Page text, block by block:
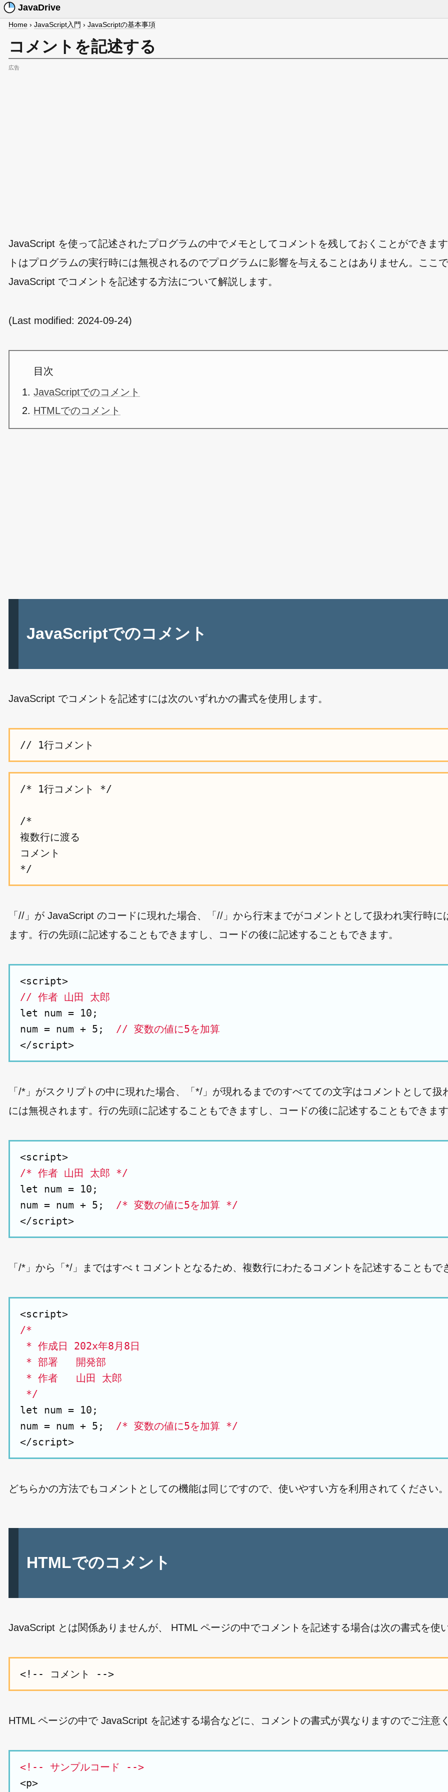
JavaDrive
Home › JavaScript入門 › JavaScriptの基本事項
コメントを記述する
広告
JavaScript を使って記述されたプログラムの中でメモとしてコメントを残しておくことができま
トはプログラムの実行時には無視されるのでプログラムに影響を与えることはありません。ここ
JavaScript でコメントを記述する方法について解説します。
(Last modified: 2024-09-24)
目次
JavaScriptでのコメント
HTMLでのコメント
JavaScriptでのコメント
JavaScript でコメントを記述すには次のいずれかの書式を使用します。
/* 1行コメント */
/*
複数行に渡る
コメント
「//」が JavaScript のコードに現れた場合、「//」から行末までがコメントとして扱われ実行時に
ます。行の先頭に記述することもできますし、コードの後に記述することもできます。
// 作者 山田 太郎
let num = 10;
num = num + 5; // 変数の値に5を加算
「/*」がスクリプトの中に現れた場合、「*/」が現れるまでのすべてての文字はコメントとして扱
には無視されます。行の先頭に記述することもできますし、コードの後に記述することもできま
/* 作者 山田 太郎 */
let num = 10;
num = num + 5; /* 変数の値に5を加算 */
「/*」から「*/」まではすべｔコメントとなるため、複数行にわたるコメントを記述することもで
/*
* 作成日 202x年8月8日
* 部署   開発部
* 作者   山田 太郎
*/
let num = 10;
num = num + 5; /* 変数の値に5を加算 */
どちらかの方法でもコメントとしての機能は同じですので、使いやすい方を利用されてください。
HTMLでのコメント
JavaScript とは関係ありませんが、 HTML ページの中でコメントを記述する場合は次の書式を使
HTML ページの中で JavaScript を記述する場合などに、コメントの書式が異なりますのでご注意
<!-- サンプルコード -->
<p>